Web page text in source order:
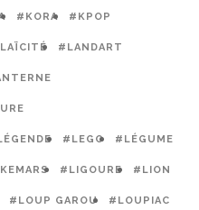
#KORA #KPOP
#LANDART
#LEGO #LÉGUME
#LIGOURE #LION
#LOUP GAROU #LOUPIAC